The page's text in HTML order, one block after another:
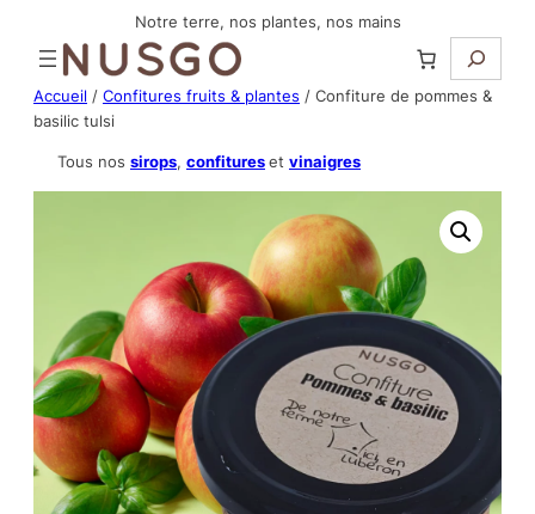
contenu
Notre terre, nos plantes, nos mains
Accueil / Confitures fruits & plantes / Confiture de pommes &
basilic tulsi
Tous nos sirops, confitureset vinaigres